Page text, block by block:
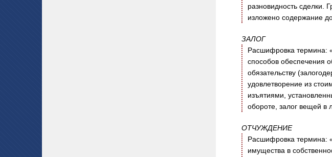
разновидность сделки.
изложено содержание
ЗАЛОГ
Расшифровка термина:
способов обеспечения
обязательству
удовлетворение из
изъятиями,
обороте, залог вещей в
ОТЧУЖДЕНИЕ
Расшифровка термина:
имущества в